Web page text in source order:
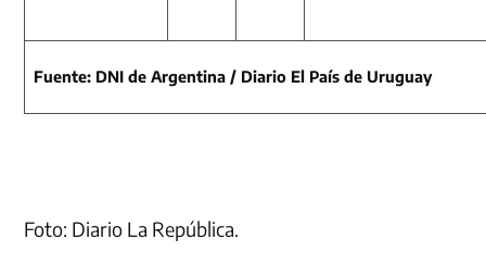
Fuente: DNI de Argentina / Diario El País de Uruguay
Foto: Diario La República.